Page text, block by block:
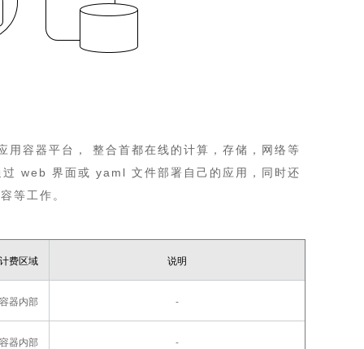
容器平台， 整合首都在线的计算，存储，网络等
web 界面或 yaml 文件部署自己的应用，同时还
等工作。
计费区域 说明
容器内部 -
容器内部 -